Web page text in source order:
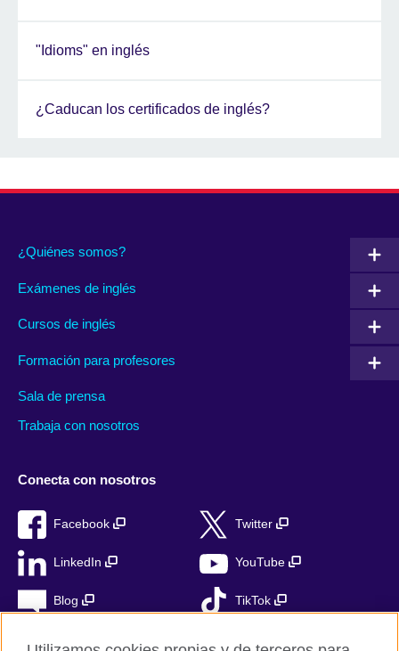
"Idioms" en inglés
¿Caducan los certificados de inglés?
¿Quiénes somos?
Exámenes de inglés
Cursos de inglés
Formación para profesores
Sala de prensa
Trabaja con nosotros
Conecta con nosotros
Facebook Twitter
LinkedIn YouTube
Blog TikTok